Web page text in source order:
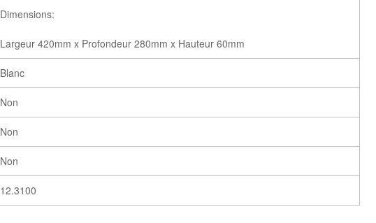
Dimensions:
Largeur 420mm x Profondeur 280mm x Hauteur 60mm
Blanc
Non
Non
Non
12.3100